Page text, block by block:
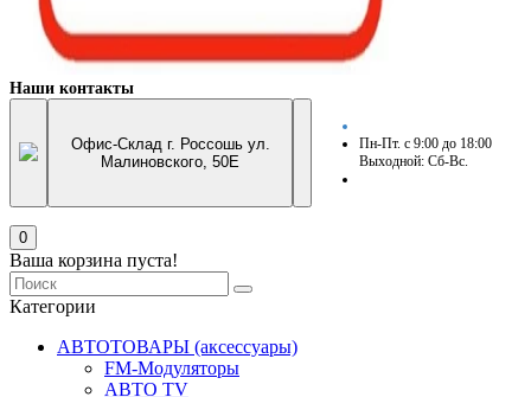
Наши контакты
Офис-Склад г. Россошь ул.
Малиновского, 50Е
Пн-Пт. с 9:00 до 18:00
Выходной: Сб-Вс.
0
Ваша корзина пуста!
Категории
АВТОТОВАРЫ (аксессуары)
FM-Модуляторы
АВТО TV